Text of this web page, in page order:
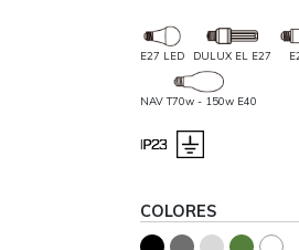
E27 LED DULUX EL E27
NAV T70w - 150w E40
COLORES